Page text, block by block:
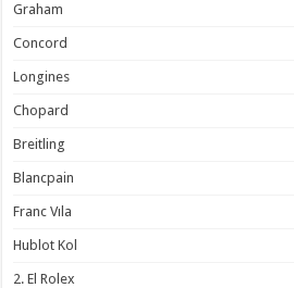
Graham
Concord
Longines
Chopard
Breitling
Blancpain
Franc Vıla
Hublot Kol
2. El Rolex